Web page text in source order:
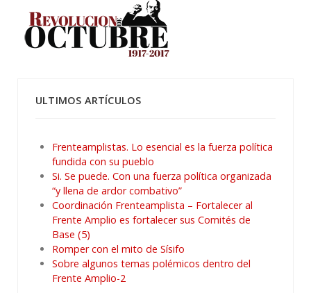
ULTIMOS ARTÍCULOS
Frenteamplistas. Lo esencial es la fuerza política
fundida con su pueblo
Si. Se puede. Con una fuerza política organizada
“y llena de ardor combativo”
Coordinación Frenteamplista – Fortalecer al
Frente Amplio es fortalecer sus Comités de
Base (5)
Romper con el mito de Sísifo
Sobre algunos temas polémicos dentro del
Frente Amplio-2